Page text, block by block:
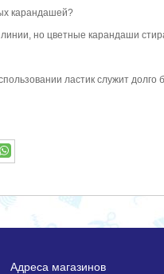
карандашей?
но цветные карандаши
ластик служит долго
Адреса магазинов